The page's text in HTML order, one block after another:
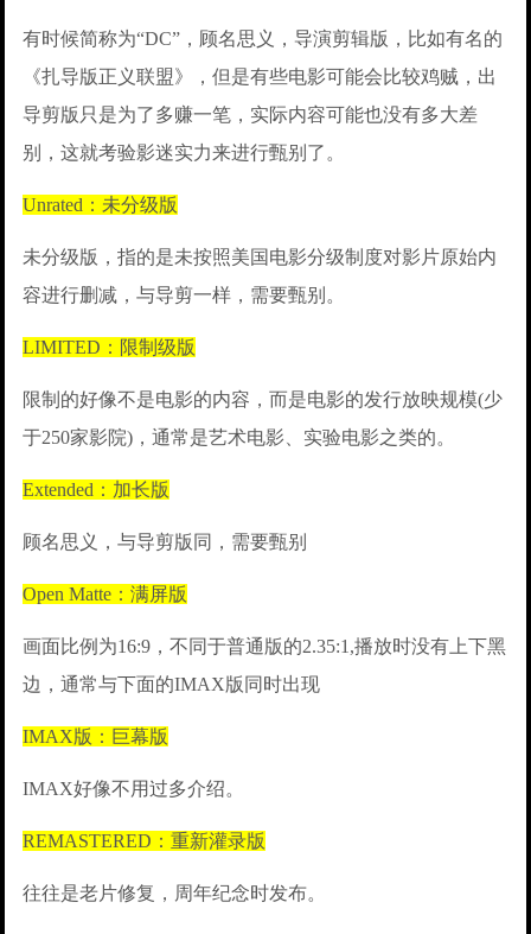
有时候简称为“DC”，顾名思义，导演剪辑版，比如有名的
《扎导版正义联盟》，但是有些电影可能会比较鸡贼，出
导剪版只是为了多赚一笔，实际内容可能也没有多大差
别，这就考验影迷实力来进行甄别了。
Unrated：未分级版
未分级版，指的是未按照美国电影分级制度对影片原始内
容进行删减，与导剪一样，需要甄别。
LIMITED：限制级版
限制的好像不是电影的内容，而是电影的发行放映规模(少
于250家影院)，通常是艺术电影、实验电影之类的。
Extended：加长版
顾名思义，与导剪版同，需要甄别
Open Matte：满屏版
画面比例为16:9，不同于普通版的2.35:1,播放时没有上下黑
边，通常与下面的IMAX版同时出现
IMAX版：巨幕版
IMAX好像不用过多介绍。
REMASTERED：重新灌录版
往往是老片修复，周年纪念时发布。